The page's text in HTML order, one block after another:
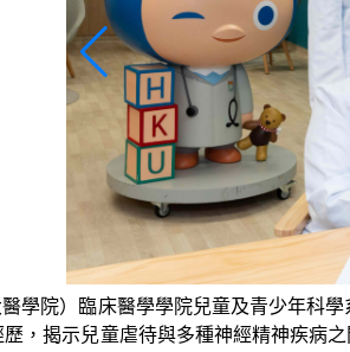
學院）臨床醫學學院兒童及青少年科
，揭示兒童虐待與多種神經精神疾病